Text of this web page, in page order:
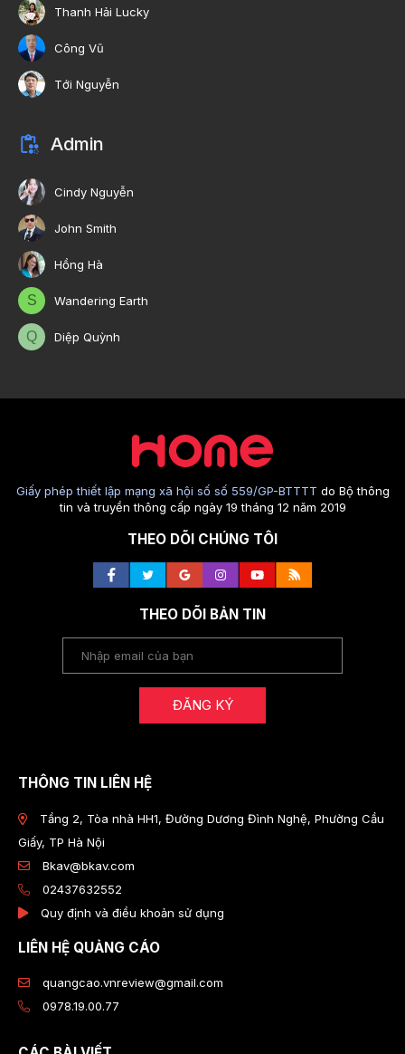
Thanh Hải Lucky
Công Vũ
Tới Nguyễn
Admin
Cindy Nguyễn
John Smith
Hồng Hà
S Wandering Earth
Q Diệp Quỳnh
Giấy phép thiết lập mạng xã hội số số 559/GP-BTTTT do Bộ thông
tin và truyền thông cấp ngày 19 tháng 12 năm 2019
THEO DÕI CHÚNG TÔI
THEO DÕI BẢN TIN
ĐĂNG KÝ
THÔNG TIN LIÊN HỆ
Tầng 2, Tòa nhà HH1, Đường Dương Đình Nghệ, Phường Cầu
Giấy, TP Hà Nội
Bkav@bkav.com
02437632552
Quy định và điều khoản sử dụng
LIÊN HỆ QUẢNG CÁO
quangcao.vnreview@gmail.com
0978.19.00.77